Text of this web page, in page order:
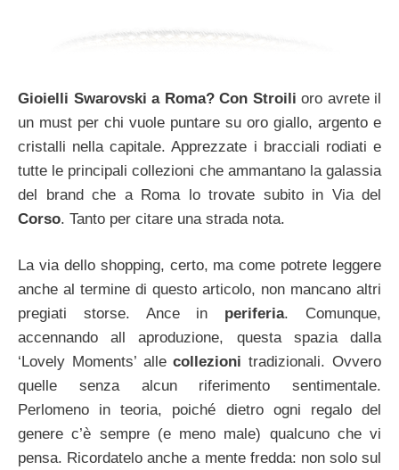
Gioielli Swarovski a Roma? Con Stroili oro avrete il
un must per chi vuole puntare su oro giallo, argento e
cristalli nella capitale. Apprezzate i bracciali rodiati e
tutte le principali collezioni che ammantano la galassia
del brand che a Roma lo trovate subito in Via del
Corso. Tanto per citare una strada nota.
La via dello shopping, certo, ma come potrete leggere
anche al termine di questo articolo, non mancano altri
pregiati storse. Ance in periferia. Comunque,
accennando all aproduzione, questa spazia dalla
‘Lovely Moments’ allecollezioni tradizionali. Ovvero
quelle senza alcun riferimento sentimentale.
Perlomeno in teoria, poiché dietro ogni regalo del
genere c’è sempre (e meno male) qualcuno che vi
pensa. Ricordatelo anche a mente fredda: non solo sul